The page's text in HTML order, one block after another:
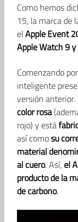
Como hemos
15, la marca de
elApple Event
Apple Watch 9
Comenzando
inteligente
versión
color rosa
rojo) y está
así comosu
material
al cuero. Así, el
producto de la
de carbono.